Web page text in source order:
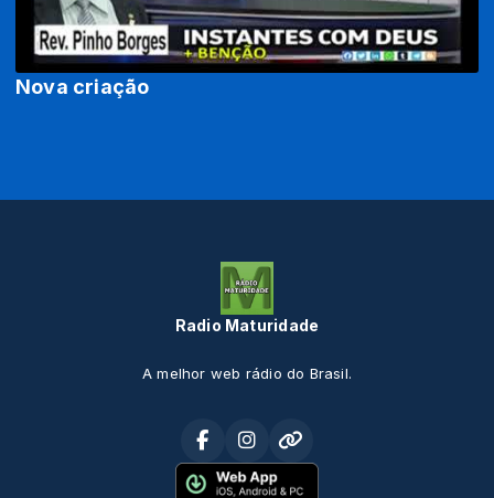
Nova criação
Radio Maturidade
A melhor web rádio do Brasil.